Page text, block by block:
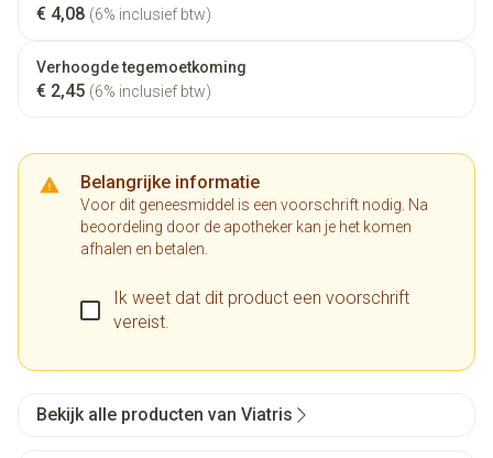
€ 4,08 (6% inclusief btw)
Verhoogde tegemoetkoming
€ 2,45 (6% inclusief btw)
Belangrijke informatie
Voor dit geneesmiddel is een voorschrift nodig. Na
beoordeling door de apotheker kan je het komen
afhalen en betalen.
Ik weet dat dit product een voorschrift
vereist.
Bekijk alle producten van Viatris